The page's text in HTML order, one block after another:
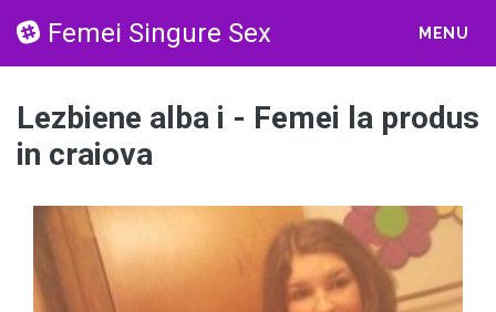
Femei Singure Sex MENU
Lezbiene alba i - Femei la produs
in craiova